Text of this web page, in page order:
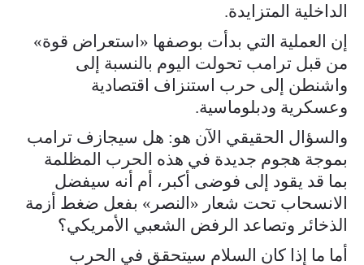
الداخلية المتزايدة.
إن العملية التي بدأت بوصفها «استعراض قوة»
من قبل ترامب تحولت اليوم بالنسبة إلى
واشنطن إلى حرب استنزاف اقتصادية
وعسكرية ودبلوماسية.
والسؤال الحقيقي الآن هو: هل سيجازف ترامب
بموجة هجوم جديدة في هذه الحرب المظلمة
بما قد يقود إلى فوضى أكبر، أم أنه سيفضل
الانسحاب تحت شعار «النصر» بفعل ضغط أزمة
الذخائر وتصاعد الرفض الشعبي الأمريكي؟
أما ما إذا كان السلام سيتحقق في الحرب